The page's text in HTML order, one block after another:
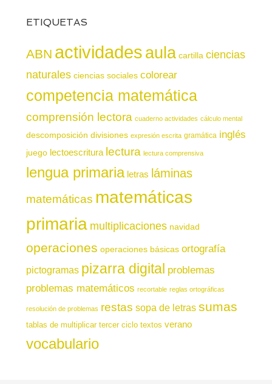
ETIQUETAS
ABN actividadesaula cartilla ciencias
naturales ciencias sociales colorear
competencia matemática
comprensión lectora cuaderno actividades cálculo mental
descomposición divisiones expresión escrita gramática inglés
juego lectoescritura lectura lectura comprensiva
lengua primaria letras láminas
matemáticas matemáticas
primaria multiplicaciones navidad
operaciones operaciones básicas ortografía
pictogramas pizarra digital problemas
problemas matemáticos recortable reglas ortográficas
resolución de problemas restas sopa de letras sumas
tablas de multiplicar tercer ciclo textos verano
vocabulario